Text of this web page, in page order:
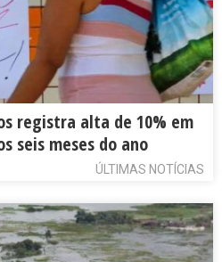
registra alta de 10% em
seis meses do ano
ÚLTIMAS NOTÍCIAS